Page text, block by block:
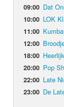
09:00 Dat
10:00 LOK
11:00
12:00
18:00
20:00 Pop
22:00 Late
23:00 De